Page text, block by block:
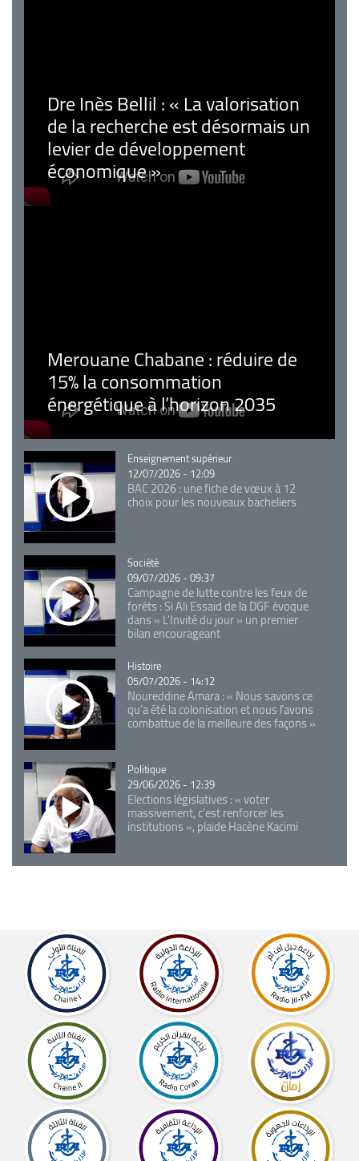
Dre Inès Bellil : « La valorisation
de la recherche est désormais un
levier de développement
économique »
Merouane Chabane : réduire de
15% la consommation
énergétique à l’horizon 2035
Catégorie
Enseignement supérieur
12/07/2026 - 12:09
BAC 2026 : une fiche de vœux à 12
choix pour les nouveaux bacheliers
Catégorie
Société
09/07/2026 - 09:37
Campagne de lutte contre les feux de
forêts : Si Ali Essaid de la DGF évoque
dans « L'Invité du jour » un premier
bilan encourageant
Catégorie
Histoire
05/07/2026 - 14:12
Noureddine Amara : « Nous savons ce
qu’a été la colonisation et nous l’avons
combattue de la meilleure des façons »
Catégorie
Politique
29/06/2026 - 12:39
Elections législatives : « voter
massivement, c'est renforcer les
institutions », plaide Hacène Kacimi